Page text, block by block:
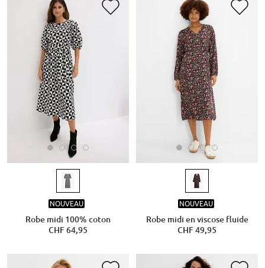
NOUVEAU
Robe midi 100% coton
CHF 64,95
NOUVEAU
Robe midi en viscose fluide
CHF 49,95